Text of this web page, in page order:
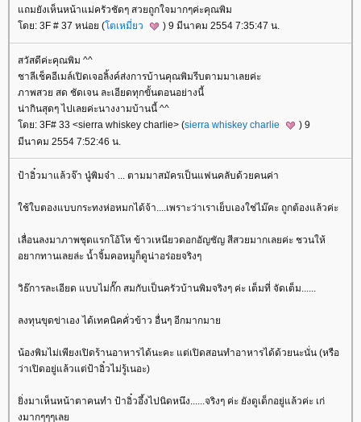
ถมยังเห็นหน้าแม่ครัวชัดๆ สวยถูกใจมากๆค่ะคุณพิม
ดย: 3F # 37 หน่อย (ตเหมี่ยว ) 9 มีนาคม 2554 7:35:47 น.
สวัสดีค่ะคุณพิม ^^
ชาลีเช็คอีเมล์เปิดเจอลิ้งค์ส่งการบ้านคุณพิมรีบตามมาเลยค่ะ
ภาพสวย สด ชัดเจน ละเอียดทุกขั้นตอนอย่างนี้
น่ากินสุดๆ ไปเลยค่ะนางงามบ้านนี้ ^^
ดย: 3F# 33 <sierra whiskey charlie> (sierra whiskey charlie
) 9
มีนาคม 2554 7:52:46 น.
ป้าอิ๋วมาแล้วจ๊า นู๋พิมจ๋า ... ตามมาสมัครเป็นแฟนคลับด้วยคนค่า
ช้ใบตองแบบกระทงห่อหมกได้จ้า....เพราะว่าเราเย็บเองใช่ไม๊คะ ถูกต้องแล้วค่ะ
เลื่อนลงมาภาพชุดแรกโอ้โห ข้าวเหนียวดอกอัญชัญ สีสวยมากเลยค่ะ ชวนให้
อยากทานเลยล่ะ น้ำจิ้มคอหมูก็ดูน่าอร่อยจริงๆ
วิธ๊การละเอียด แบบไม่กั๊ก สมกับเป็นครัวบ้านพิมจริงๆ ค่ะ เต็มที่ จัดเต็ม......
ลงทุนขุดข่าเอง ได้เทคนิคคั่วข้าว อื่นๆ อีกมากมา
น้องพิมไม่เพียงเปิดร้านอาหารได้นะคะ แต่เปิดสอนทำอาหารได้ด้วยนะนั่น (หรือ
ว่าเปิดอยู่แล้วแต่ป้าอิ๋วไม่รู้เนอะ)
ิ่งมาเห็นหน้าตาคนทำ ป้าอิ๋วอึ้งไปนิดหนึง......จริงๆ ค่ะ ยังดูเด็กอยู่แล้วค่ะ เก่
งมากๆๆๆเล